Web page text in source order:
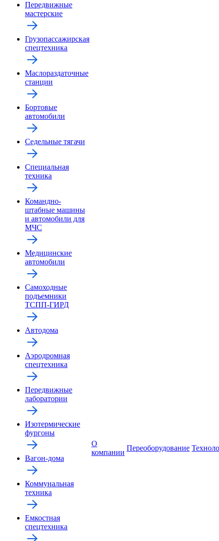
Передвижные
мастерские
Грузопассажирская
спецтехника
Маслораздаточные
станции
Бортовые
автомобили
Седельные тягачи
Специальная
техника
Командно-
штабные машины
и автомобили для
МЧС
Медицинские
автомобили
Самоходные
подъемники
ТСПП-ГИРД
Автодома
Аэродромная
спецтехника
Передвижные
лаборатории
Изотермические
фургоны
Вагон-дома
Коммунальная
техника
Емкостная
спецтехника
О
компании
Переоборудование